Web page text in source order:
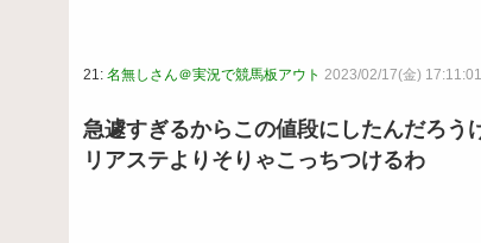
21: 名無しさん＠実況で競馬板アウト 2023/02/17(金)
急遽すぎるからこの値段にしたんだろう
リアステよりそりゃこっちつけるわ